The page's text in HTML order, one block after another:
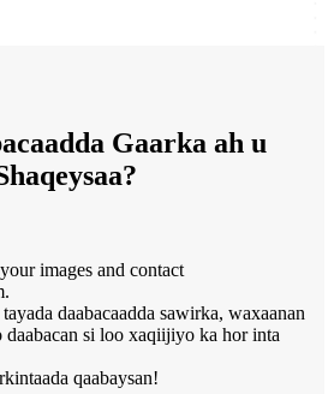
Gaarka ah u
images and contact
daabacaadda sawirka, waxaanan
daabacan si loo xaqiijiyo ka hor inta
qaabaysan!